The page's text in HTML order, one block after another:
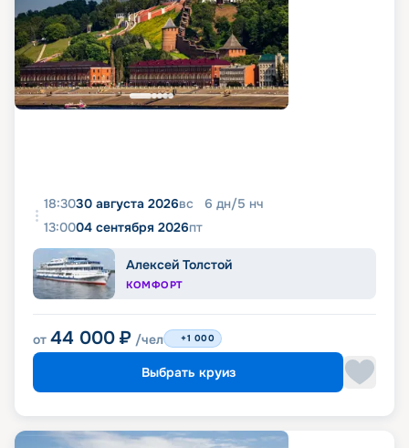
18:3030 августа 2026вс 6 дн/5 нч
13:0004 сентября 2026пт
Алексей Толстой
КОМФОРТ
от 44 000 ₽ /чел +1 000
Выбрать круиз